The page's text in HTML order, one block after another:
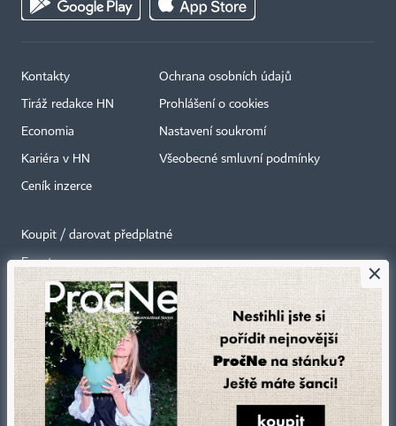
Kontakty
Tiráž redakce HN
Economia
Kariéra v HN
Ceník inzerce
Ochrana osobních údajů
Prohlášení o cookies
Nastavení soukromí
Všeobecné smluvní podmínky
Koupit / darovat předplatné
Eventy
Newslettery
RSS kanály
Autorská práva vykonává vydavatel. Bez písemného svolení vydavatele je
zakázáno jakékoli užití částí nebo celku díla, zejména rozmnožování a šíření
jakýmkoli způsobem, mechanickým nebo elektronickým, v českém nebo
×